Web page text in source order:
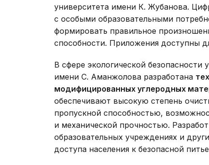
университета имени К. Жубанова.
с особыми образовательными
формировать правильное
способности. Приложения доступны
В сфере экологической безопасности
имени С. Аманжолова разработана
модифицированных углеродных
обеспечивают высокую степень
пропускной способностью,
и механической прочностью.
образовательных учреждениях и
доступа населения к безопасной